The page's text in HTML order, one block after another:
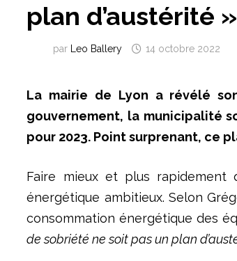
plan d’austérité »
par Leo Ballery 14 octobre 2022
La mairie de Lyon a révélé
gouvernement, la municipalité
pour 2023. Point surprenant, ce
Faire mieux et plus rapidement
énergétique ambitieux. Selon
consommation énergétique des
de sobriété ne soit pas un plan